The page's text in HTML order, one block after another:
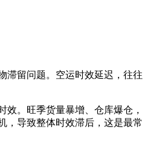
留问题。空运时效延迟，往往
。旺季货量暴增、仓库爆仓，
，导致整体时效滞后，这是最常